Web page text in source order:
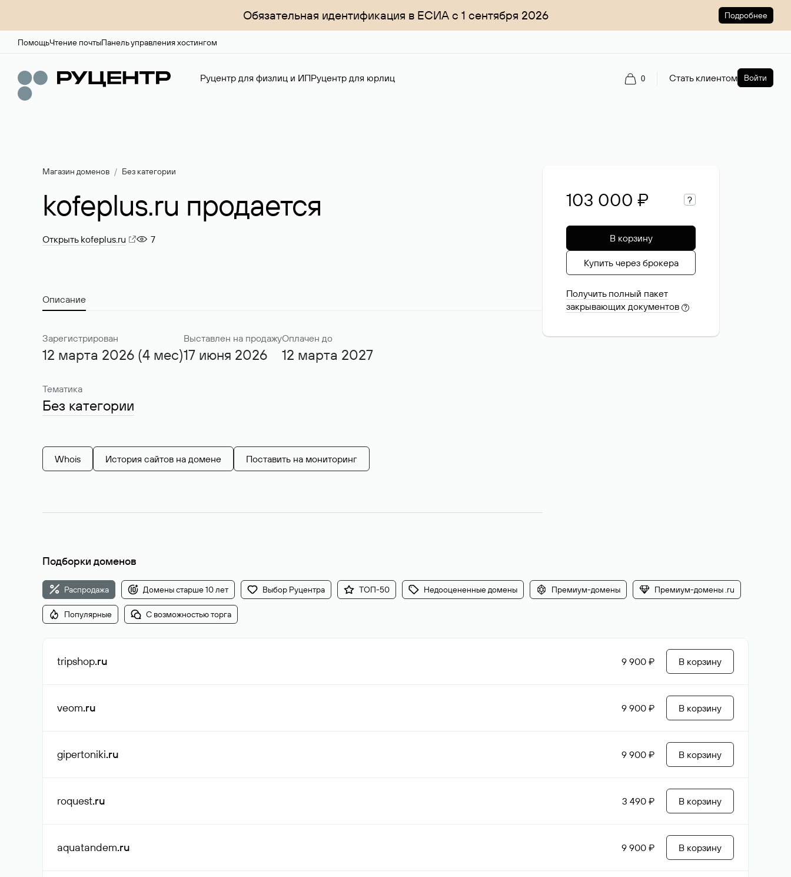
Обязательная идентификация в ЕСИА с 1 сентября 2026 Подробнее
ПомощьЧтение почтыПанель управления хостингом
Руцентр для физлиц и ИПРуцентр для юрлиц 0 Стать клиентом Войти
Магазин доменов Без категории
kofeplus.ru продается
Открыть kofeplus.ru 7
Описание
Зарегистрирован
12 марта 2026 (4 мес)
Выставлен на продажу
17 июня 2026
Оплачен до
12 марта 2027
Тематика
Без категории
Whois История сайтов на домене Поставить на мониторинг
103 000 ₽ ?
В корзину
Купить через брокера
Получить полный пакет
закрывающих документов ?
Подборки доменов
Распродажа Домены старше 10 лет Выбор Руцентра ТОП-50 Недооцененные домены Премиум-домены Премиум-домены .ru
Популярные С возможностью торга
tripshop.ru 9 900 ₽ В корзину
veom.ru 9 900 ₽ В корзину
gipertoniki.ru 9 900 ₽ В корзину
roquest.ru 3 490 ₽ В корзину
aquatandem.ru 9 900 ₽ В корзину